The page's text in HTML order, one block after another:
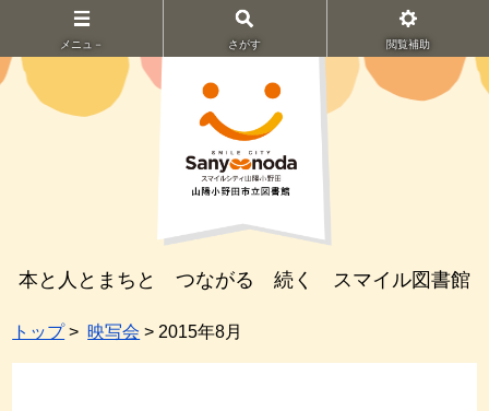
メニュ－ さがす 閲覧補助
本と人とまちと つながる 続く スマイル図書館
トップ> 映写会 > 2015年8月